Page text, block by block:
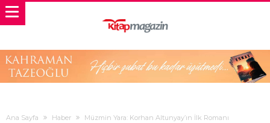
Ana Sayfa Haber Müzmin Yara: Korhan Altunyay’ın İlk Romanı